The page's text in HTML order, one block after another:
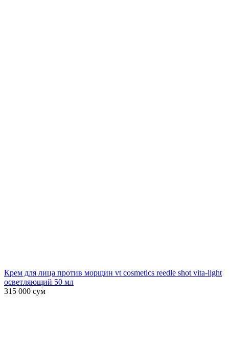
Крем для лица против морщин vt cosmetics reedle shot vita-light
осветляющий 50 мл
315 000 сум